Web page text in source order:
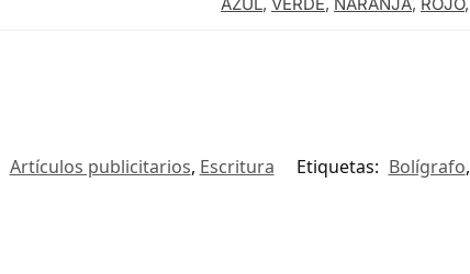
AZUL, VERDE, NARANJA, ROJO,
Artículos publicitarios, Escritura Etiquetas: Bolígrafo,